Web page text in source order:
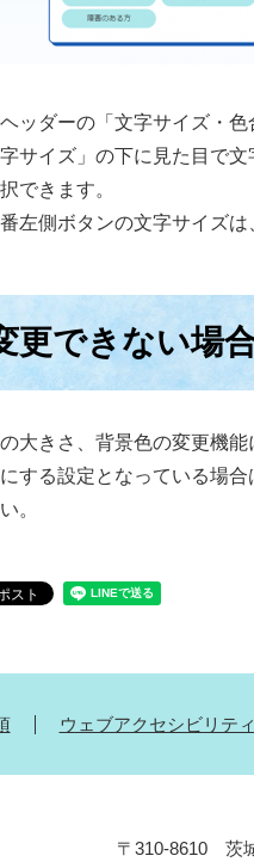
ッダーの「文字サイズ・
字サイズ」の下に見た目で
できます。
左側ボタンの文字サイズは
更できない場
大きさ、背景色の変更機
する設定となっている場
。
ウェブアクセシビリテ
〒310-8610 茨